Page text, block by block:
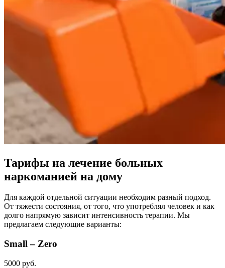
Тарифы на лечение больных
наркоманией на дому
Для каждой отдельной ситуации необходим разный подход.
От тяжести состояния, от того, что употреблял человек и как
долго напрямую зависит интенсивность терапии. Мы
предлагаем следующие варианты:
Small – Zero
5000 руб.